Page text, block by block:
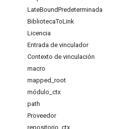
LateBoundPredeterminada
BibliotecaToLink
Licencia
Entrada de vinculador
Contexto de vinculación
macro
mapped root
módulo ctx
path
Proveedor
repositorio ctx